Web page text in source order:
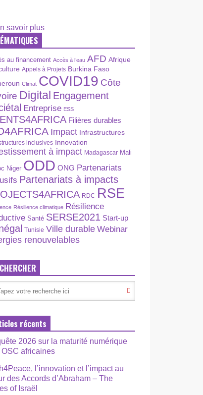
au financement Accès à l’eau AFD Afrique
Appels à Projets Burkina Faso
Climat COVID19 Côte
Digital Engagement
Entreprise ESS
Filières durables
Impact Infrastructures
inclusives Innovation
à impact Madagascar Mali
Niger ODD ONG Partenariats
Partenariats à impacts
RDC RSE
Résilience climatique Résilience
Santé SERSE2021 Start-up
Tunisie Ville durable Webinar
renouvelables
récents
2026 sur la maturité numérique
OSC africaines
l’innovation et l’impact au
des Accords d’Abraham – The
of Israël